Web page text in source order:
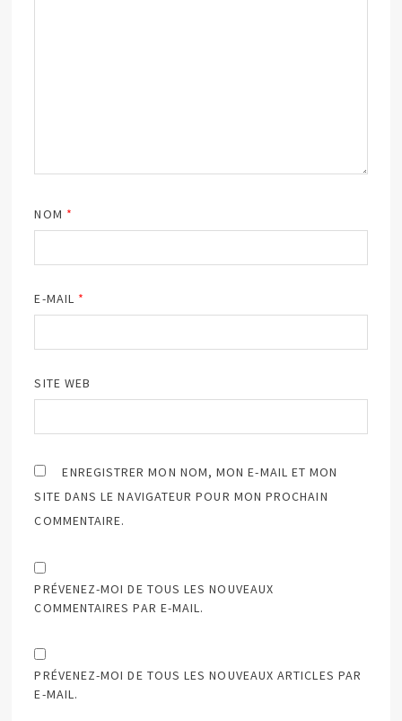
NOM *
E-MAIL *
SITE WEB
ENREGISTRER MON NOM, MON E-MAIL ET MON
SITE DANS LE NAVIGATEUR POUR MON PROCHAIN
COMMENTAIRE.
PRÉVENEZ-MOI DE TOUS LES NOUVEAUX
COMMENTAIRES PAR E-MAIL.
PRÉVENEZ-MOI DE TOUS LES NOUVEAUX ARTICLES PAR
E-MAIL.